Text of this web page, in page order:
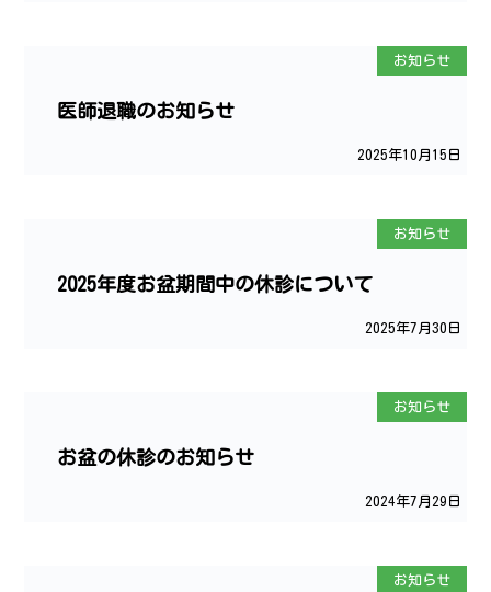
お知らせ
医師退職のお知らせ
2025年10月15日
お知らせ
2025年度お盆期間中の休診について
2025年7月30日
お知らせ
お盆の休診のお知らせ
2024年7月29日
お知らせ